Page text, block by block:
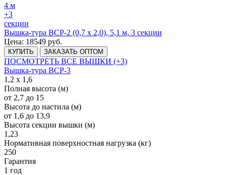
4 м
+3
секции
Вышка-тура ВСР-2 (0,7 х 2,0), 5,1 м, 3 секции
Цена: 18549 руб.
КУПИТЬ ЗАКАЗАТЬ ОПТОМ
ПОСМОТРЕТЬ ВСЕ ВЫШКИ (+3)
Вышка-тура ВСР-3
1,2 х 1,6
Полная высота (м)
от 2,7 до 15
Высота до настила (м)
от 1,6 до 13,9
Высота секции вышки (м)
1,23
Нормативная поверхностная нагрузка (кг)
250
Гарантия
1 год